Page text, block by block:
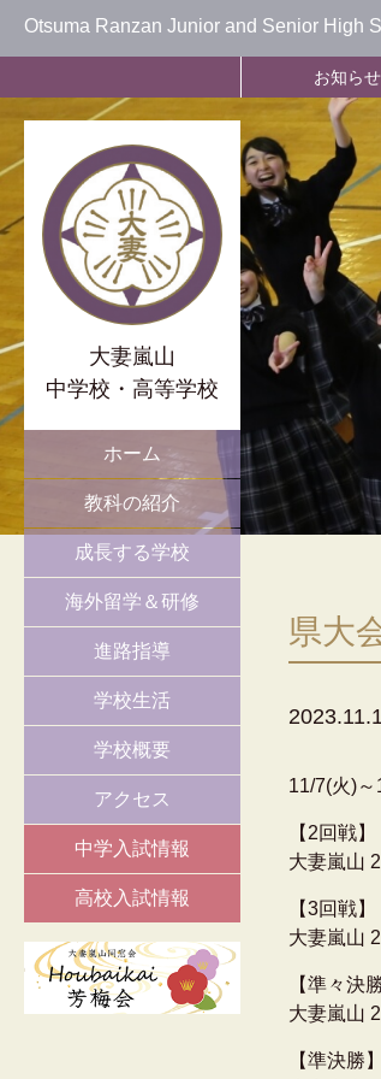
Otsuma Ranzan Junior and Senior High
お知らせ
大妻嵐山
中学校・高等学校
ホーム
教科の紹介
成長する学校
海外留学＆研修
進路指導
学校生活
学校概要
アクセス
中学入試情報
高校入試情報
県大
11/7(火)
【2回戦】
大妻嵐山
【3回戦】
大妻嵐山
【準々決
大妻嵐山
【準決勝】